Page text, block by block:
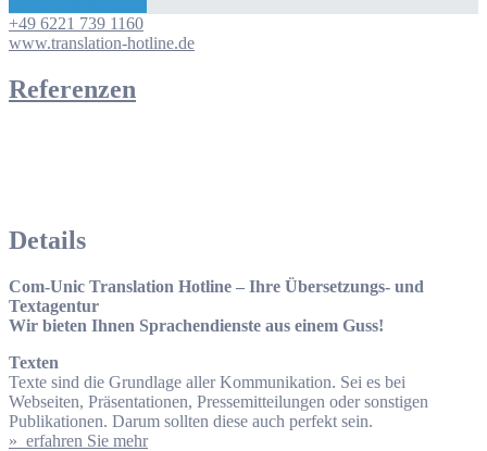
+49 6221 739 1160
www.translation-hotline.de
Referenzen
Details
Com-Unic Translation Hotline – Ihre Übersetzungs- und
Textagentur
Wir bieten Ihnen Sprachendienste aus einem Guss!
Texten
Texte sind die Grundlage aller Kommunikation. Sei es bei
Webseiten, Präsentationen, Pressemitteilungen oder sonstigen
Publikationen. Darum sollten diese auch perfekt sein.
» erfahren Sie mehr